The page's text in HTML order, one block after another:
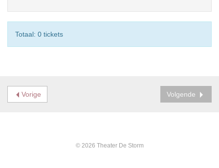
Totaal: 0 tickets
Vorige Volgende
© 2026 Theater De Storm